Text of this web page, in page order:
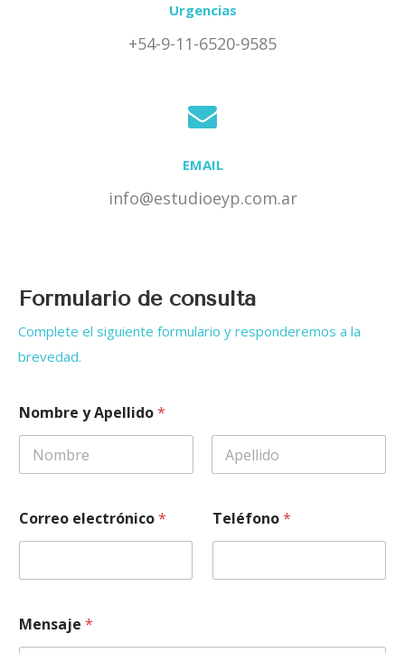
Urgencias
+54-9-11-6520-9585
EMAIL
info@estudioeyp.com.ar
Formulario de consulta
Complete el siguiente formulario y responderemos a la
brevedad.
Nombre y Apellido*
e
n
a
y
*
Correo electrónico* Teléfono*
Mensaje *